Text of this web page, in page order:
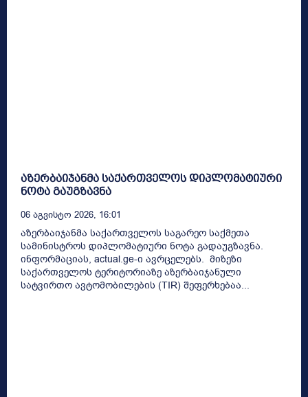
აზერბაიჯანმა საქართველოს დიპლომატიური
ნოტა გაუგზავნა
06 Აგვისტო 2026, 16:01
აზერბაიჯანმა საქართველოს საგარეო საქმეთა
სამინისტროს დიპლომატიური ნოტა გადაუგზავნა.
ინფორმაციას, actual.ge-ი ავრცელებს. მიზეზი
საქართველოს ტერიტორიაზე აზერბაიჯანული
სატვირთო ავტომობილების (TIR) შეფერხებაა...